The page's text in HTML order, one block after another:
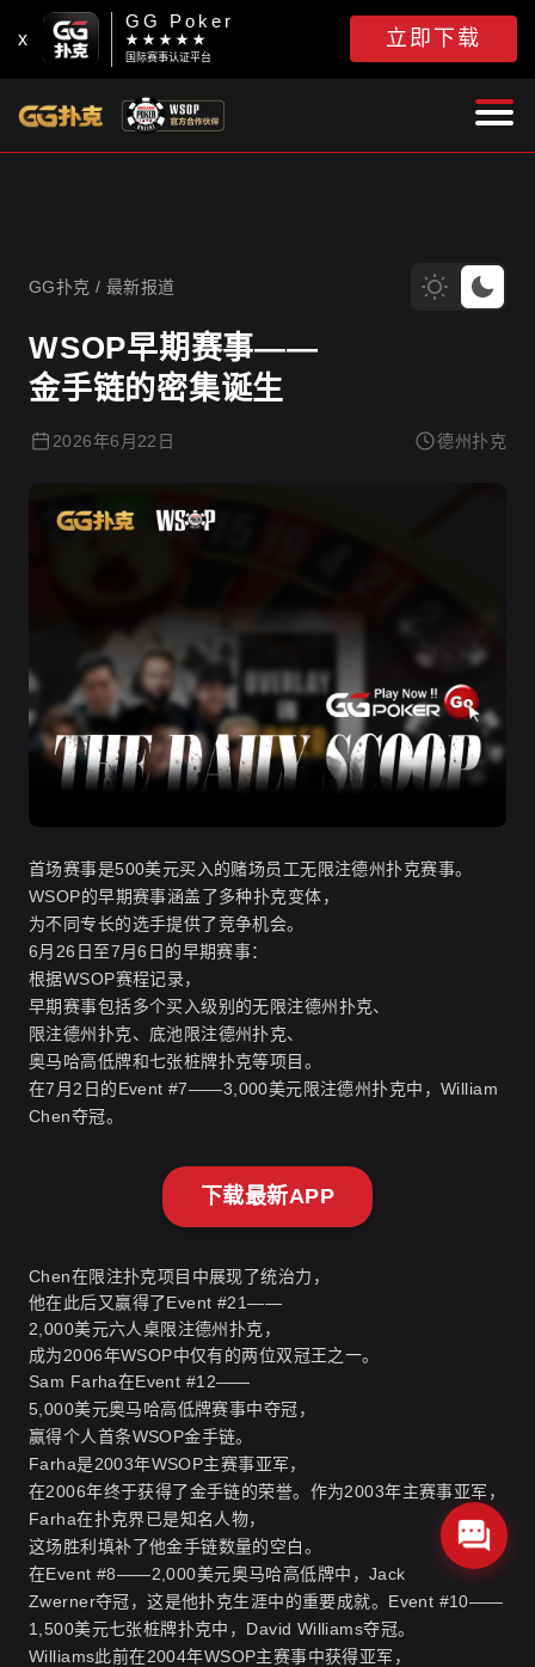
x
GG Poker
★ ★ ★ ★ ★
国际赛事认证平台
立即下载
GG扑克 / 最新报道
WSOP早期赛事——
金手链的密集诞生
2026年6月22日 德州扑克
首场赛事是500美元买入的赌场员工无限注德州扑克赛事。
WSOP的早期赛事涵盖了多种扑克变体，
为不同专长的选手提供了竞争机会。
6月26日至7月6日的早期赛事：
根据WSOP赛程记录，
早期赛事包括多个买入级别的无限注德州扑克、
限注德州扑克、底池限注德州扑克、
奥马哈高低牌和七张桩牌扑克等项目。
在7月2日的Event #7——3,000美元限注德州扑克中，William
Chen夺冠。
下载最新APP
Chen在限注扑克项目中展现了统治力，
他在此后又赢得了Event #21——
2,000美元六人桌限注德州扑克，
成为2006年WSOP中仅有的两位双冠王之一。
Sam Farha在Event #12——
5,000美元奥马哈高低牌赛事中夺冠，
赢得个人首条WSOP金手链。
Farha是2003年WSOP主赛事亚军，
在2006年终于获得了金手链的荣誉。作为2003年主赛事亚军，
Farha在扑克界已是知名人物，
这场胜利填补了他金手链数量的空白。
在Event #8——2,000美元奥马哈高低牌中，Jack
Zwerner夺冠，这是他扑克生涯中的重要成就。Event #10——
1,500美元七张桩牌扑克中，David Williams夺冠。
Williams此前在2004年WSOP主赛事中获得亚军，